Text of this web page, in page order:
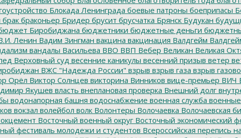
Блокада Ленинграда боевые патроны боеприпасы
брак браконьер Бридер брусит брусчатка Брянск Будукан
Биробиджана бюджетники бюджетные деньги
Ленин Вадим Зингман вакцина вакцинация Валдгейм
вандалы Васильева ВВО ВВП Вебер Великан Великая
Верховный суд весенние каникулы весенний призыв ветер
ВЖС "Надежда России" взрыв взрыв газа взрыв
Орёл Виктор Солнцев викторина Винников вице-премьер ВИЧ
Якушев власть внеплановая проверка Внешний долг
водонапорная башня водоснабжение военная служба
вокзал волейбол волк Волонтеры Волочаевка Волочаевская
Восточный военный округ Восточный экономический
фестиваль молодежи и студентов Всероссийская перепись